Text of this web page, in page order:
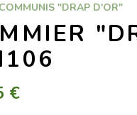
"DRAP D'OR"
€